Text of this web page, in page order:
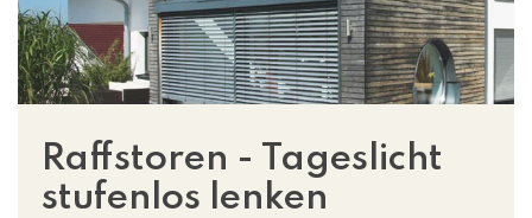
Raffstoren - Tageslicht
stufenlos lenken